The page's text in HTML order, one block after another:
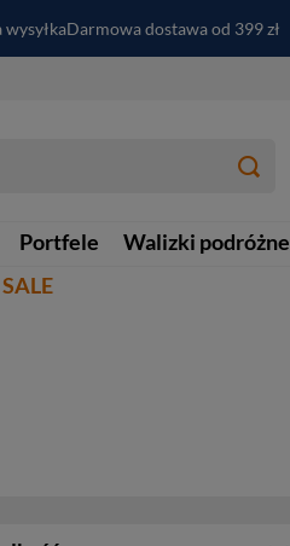
wysyłkaDarmowa dostawa od 399 zł
Portfele Walizki podróżne
SALE